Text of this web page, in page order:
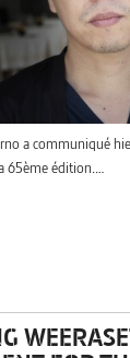
a communiqué
65ème édition.…